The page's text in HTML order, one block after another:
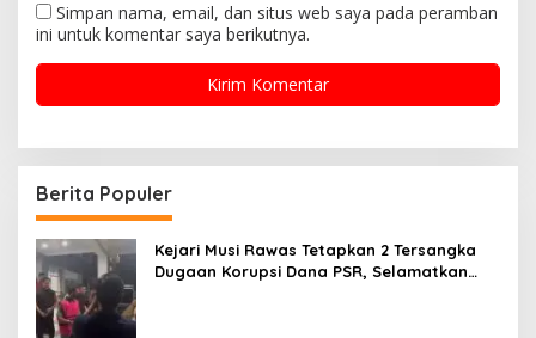
Simpan nama, email, dan situs web saya pada peramban
ini untuk komentar saya berikutnya.
Berita Populer
Kejari Musi Rawas Tetapkan 2 Tersangka
Dugaan Korupsi Dana PSR, Selamatkan